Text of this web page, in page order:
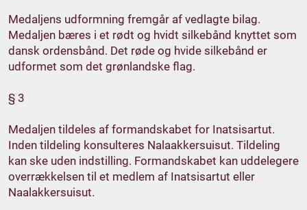
Medaljens udformning fremgår af vedlagte bilag.
Medaljen bæres i et rødt og hvidt silkebånd knyttet som
dansk ordensbånd. Det røde og hvide silkebånd er
udformet som det grønlandske flag.
§ 3
Medaljen tildeles af formandskabet for Inatsisartut.
Inden tildeling konsulteres Nalaakkersuisut. Tildeling
kan ske uden indstilling. Formandskabet kan uddelegere
overrækkelsen til et medlem af Inatsisartut eller
Naalakkersuisut.